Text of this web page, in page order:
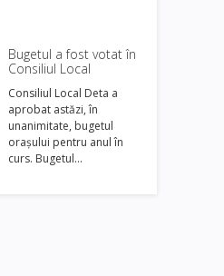
Bugetul a fost votat în
Consiliul Local
Consiliul Local Deta a
aprobat astăzi, în
unanimitate, bugetul
orașului pentru anul în
curs. Bugetul…